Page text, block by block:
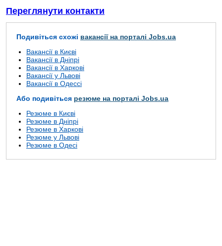
Переглянути контакти
Подивіться схожі вакансії на порталі Jobs.ua
Вакансії в Києві
Вакансії в Дніпрі
Вакансії в Харкові
Вакансії у Львові
Вакансії в Одессі
Або подивіться резюме на порталі Jobs.ua
Резюме в Києві
Резюме в Дніпрі
Резюме в Харкові
Резюме у Львові
Резюме в Одесі